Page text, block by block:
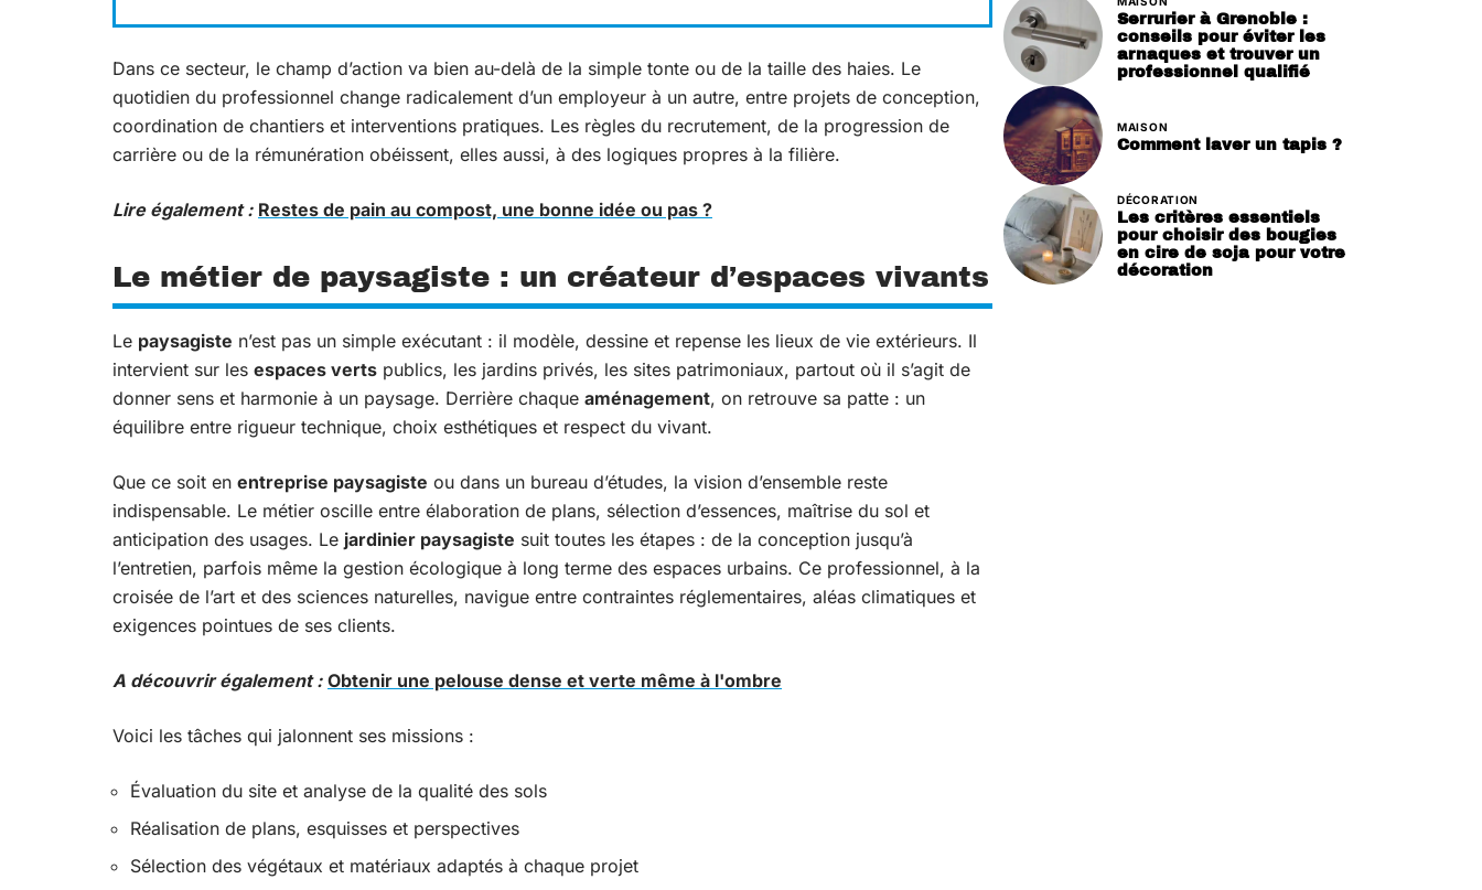
Dans ce secteur, le champ d’action va bien au-delà de la simple tonte ou de la taille des haies. Le
quotidien du professionnel change radicalement d’un employeur à un autre, entre projets de conception,
coordination de chantiers et interventions pratiques. Les règles du recrutement, de la progression de
carrière ou de la rémunération obéissent, elles aussi, à des logiques propres à la filière.
Lire également : Restes de pain au compost, une bonne idée ou pas ?
Le métier de paysagiste : un créateur d’espaces vivants
Le paysagiste n’est pas un simple exécutant : il modèle, dessine et repense les lieux de vie extérieurs. Il
intervient sur les espaces verts publics, les jardins privés, les sites patrimoniaux, partout où il s’agit de
donner sens et harmonie à un paysage. Derrière chaque aménagement, on retrouve sa patte : un
équilibre entre rigueur technique, choix esthétiques et respect du vivant.
Que ce soit en entreprise paysagiste ou dans un bureau d’études, la vision d’ensemble reste
indispensable. Le métier oscille entre élaboration de plans, sélection d’essences, maîtrise du sol et
anticipation des usages. Le jardinier paysagiste suit toutes les étapes : de la conception jusqu’à
l’entretien, parfois même la gestion écologique à long terme des espaces urbains. Ce professionnel, à la
croisée de l’art et des sciences naturelles, navigue entre contraintes réglementaires, aléas climatiques et
exigences pointues de ses clients.
A découvrir également : Obtenir une pelouse dense et verte même à l'ombre
Voici les tâches qui jalonnent ses missions :
Évaluation du site et analyse de la qualité des sols
Réalisation de plans, esquisses et perspectives
Sélection des végétaux et matériaux adaptés à chaque projet
Serrurier à Grenoble :
conseils pour éviter les
arnaques et trouver un
professionnel qualifié
MAISON
Comment laver un tapis ?
DÉCORATION
Les critères essentiels
pour choisir des bougies
en cire de soja pour votre
décoration